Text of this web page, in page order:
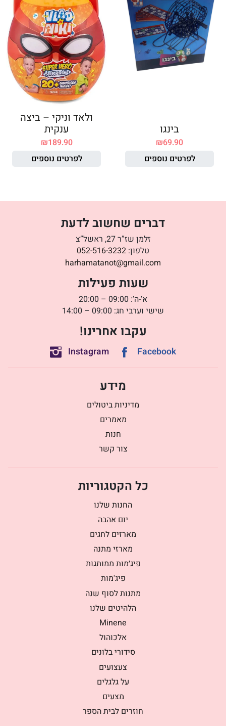
בינגו
₪69.90
לפרטים נוספים
ולאד וניקי – ביצה
ענקית
₪189.90
לפרטים נוספים
דברים שחשוב לדעת
זלמן שז”ר 27, ראשל”צ
טלפון: 052-516-3232
harhamatanot@gmail.com
שעות פעילות
א’-ה’: 09:00 – 20:00
שישי וערבי חג: 09:00 – 14:00
עקבו אחרינו!
Facebook
Instagram
מידע
מדיניות ביטולים
מאמרים
חנות
צור קשר
כל הקטגוריות
החנות שלנו
יום אהבה
מארזים לחגים
מארזי מתנה
פיג׳מות ממותגות
פיג'מות
מתנות לסוף שנה
הלהיטים שלנו
Minene
אלכוהול
סידורי בלונים
צעצועים
על גלגלים
מצעים
חוזרים לבית הספר